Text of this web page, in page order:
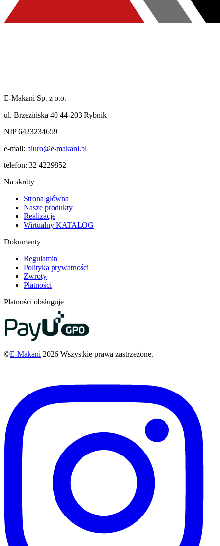
E-Makani Sp. z o.o.
ul. Brzezińska 40 44-203 Rybnik
NIP 6423234659
e-mail: biuro@e-makani.pl
telefon: 32 4229852
Na skróty
Strona główna
Nasze produkty
Realizacje
Wirtualny KATALOG
Dokumenty
Regulamin
Polityka prywatności
Zwroty
Płatności
Płatności obsługuje
©E-Makani 2026 Wszystkie prawa zastrzeżone.